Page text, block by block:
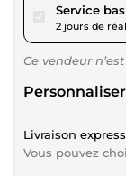
Service
2 jours de
Ce vendeur
Livraison
Vous pouvez